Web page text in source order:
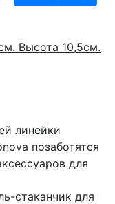
Высота 10,5см.
линейки
позаботятся
для
стаканчик для